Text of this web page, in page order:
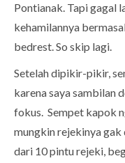
Pontianak. Tapi gagal
kehamilannya
bedrest. So skip lagi.
Setelah dipikir-pikir,
karena saya sambilan
fokus. Sempet kapok
mungkin rejekinya
dari 10 pintu rejeki,